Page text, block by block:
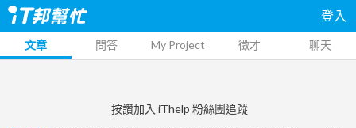
登入
文章 問答 My Project 徵才 聊天
按讚加入 iThelp 粉絲團追蹤